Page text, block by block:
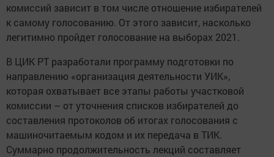
комиссий зависит в том числе отношение избирателей
к самому голосованию. От этого зависит, насколько
легитимно пройдет голосование на выборах 2021.
В ЦИК РТ разработали программу подготовки по
направлению «организация деятельности УИК»,
которая охватывает все этапы работы участковой
комиссии – от уточнения списков избирателей до
составления протоколов об итогах голосования с
машиночитаемым кодом и их передача в ТИК.
Суммарно продолжительность лекций составляет